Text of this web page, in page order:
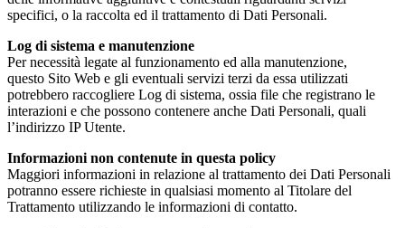
specifici, o la raccolta ed il trattamento di Dati Personali.
Log di sistema e manutenzione
Per necessità legate al funzionamento ed alla manutenzione,
questo Sito Web e gli eventuali servizi terzi da essa utilizzati
potrebbero raccogliere Log di sistema, ossia file che registrano le
interazioni e che possono contenere anche Dati Personali, quali
l’indirizzo IP Utente.
Informazioni non contenute in questa policy
Maggiori informazioni in relazione al trattamento dei Dati Personali
potranno essere richieste in qualsiasi momento al Titolare del
Trattamento utilizzando le informazioni di contatto.